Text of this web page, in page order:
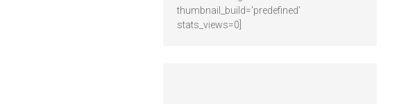
thumbnail_build='predefined'
stats_views=0]